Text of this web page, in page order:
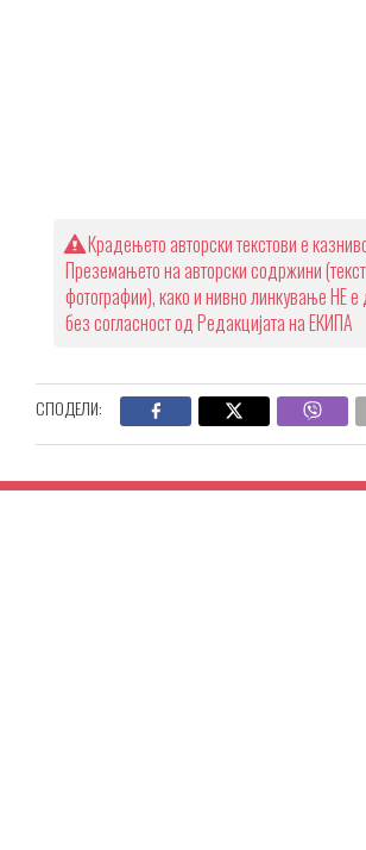
Крадењето авторски текстови е
Преземањето на авторски содржини
фотографии), како и нивно линкување НЕ
без согласност од Редакцијата на ЕКИПА
СПОДЕЛИ: